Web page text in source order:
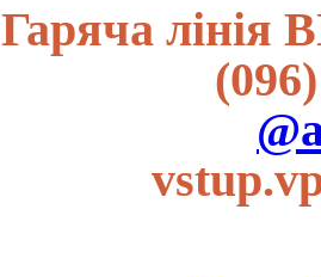
Гаряча лінія